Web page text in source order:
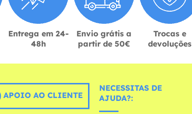
Entrega em 24-
48h
Envio grátis a
partir de 50€
Trocas e
devoluções
APOIO AO CLIENTE
NECESSITAS DE
AJUDA?: